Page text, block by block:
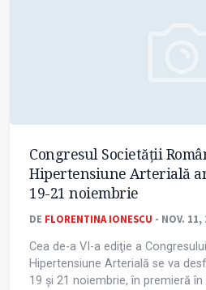
Congresul Societăţii
Hipertensiune Arterială
19-21 noiembrie
DE FLORENTINA IONESCU - NOV. 11,
Cea de-a VI-a ediţie a
Hipertensiune Arterială se va
19 și 21 noiembrie, în premieră